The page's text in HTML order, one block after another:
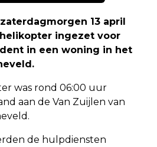
zaterdagmorgen 13 april
ingezet voor
in een woning in het
was rond 06:00 uur
aan de Van Zuijlen van
de hulpdiensten